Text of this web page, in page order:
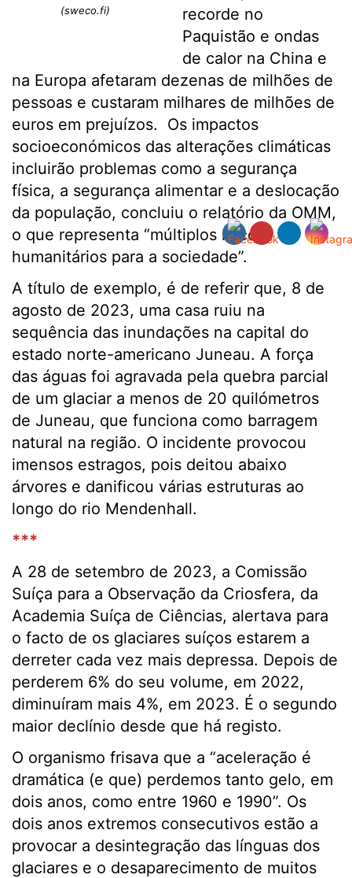
(sweco.fi)
recorde no
Paquistão e ondas
de calor na China e
na Europa afetaram dezenas de milhões de
pessoas e custaram milhares de milhões de
euros em prejuízos. Os impactos
socioeconómicos das alterações climáticas
incluirão problemas como a segurança
física, a segurança alimentar e a deslocação
da população, concluiu o relatório da OMM,
o que representa “múltiplos riscos
humanitários para a sociedade”.
A título de exemplo, é de referir que, 8 de
agosto de 2023, uma casa ruiu na
sequência das inundações na capital do
estado norte-americano Juneau. A força
das águas foi agravada pela quebra parcial
de um glaciar a menos de 20 quilómetros
de Juneau, que funciona como barragem
natural na região. O incidente provocou
imensos estragos, pois deitou abaixo
árvores e danificou várias estruturas ao
longo do rio Mendenhall.
***
A 28 de setembro de 2023, a Comissão
Suíça para a Observação da Criosfera, da
Academia Suíça de Ciências, alertava para
o facto de os glaciares suíços estarem a
derreter cada vez mais depressa. Depois de
perderem 6% do seu volume, em 2022,
diminuíram mais 4%, em 2023. É o segundo
maior declínio desde que há registo.
O organismo frisava que a “aceleração é
dramática (e que) perdemos tanto gelo, em
dois anos, como entre 1960 e 1990”. Os
dois anos extremos consecutivos estão a
provocar a desintegração das línguas dos
glaciares e o desaparecimento de muitos